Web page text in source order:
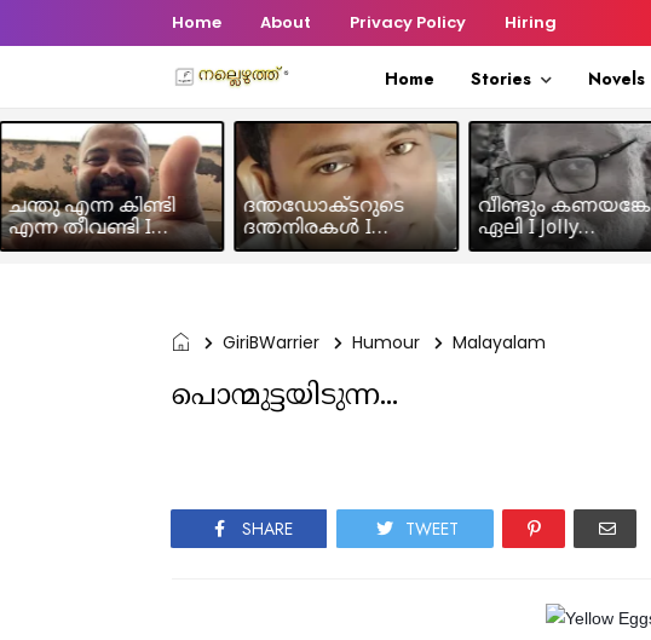
Home About Privacy Policy Hiring
Home Stories Novels
ചന്തു എന്ന കിണ്ടി
എന്ന തീവണ്ടി I
Humour Story I Rajeev
ദന്തഡോക്ടറുടെ
ദന്തനിരകൾ I
Humour I Hussain MK
വീണ്ടും
ഏലി I Jolly
Chakramakkil
GiriBWarrier Humour Malayalam
പൊന്മുട്ടയിടുന്ന...
SHARE TWEET